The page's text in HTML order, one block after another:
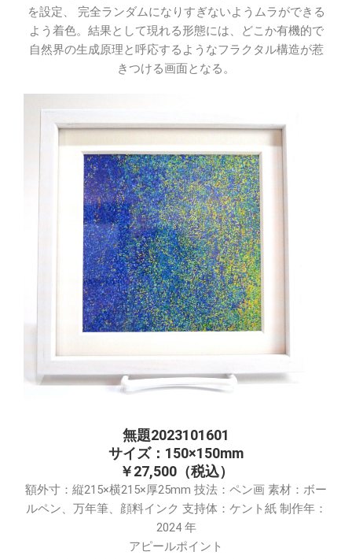
を設定、 完全ランダムになりすぎないようムラができる
よう着色。結果として現れる形態には、どこか有機的で
自然界の生成原理と呼応するようなフラクタル構造が惹
きつける画面となる。
無題2023101601
サイズ：150×150mm
￥27,500（税込）
額外寸：縦215×横215×厚25mm 技法：ペン画 素材：ボー
ルペン、万年筆、顔料インク 支持体：ケント紙 制作年：
2024 年
アピールポイント